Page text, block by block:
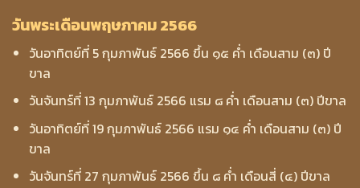
วันพระเดือนพฤษภาคม 2566
วันอาทิตย์ที่ 5 กุมภาพันธ์ 2566 ขึ้น ๑๕ ค่ำ เดือนสาม (๓) ปี
ขาล
วันจันทร์ที่ 13 กุมภาพันธ์ 2566 แรม ๘ ค่ำ เดือนสาม (๓) ปีขาล
วันอาทิตย์ที่ 19 กุมภาพันธ์ 2566 แรม ๑๔ ค่ำ เดือนสาม (๓) ปี
ขาล
วันจันทร์ที่ 27 กุมภาพันธ์ 2566 ขึ้น ๘ ค่ำ เดือนสี่ (๔) ปีขาล